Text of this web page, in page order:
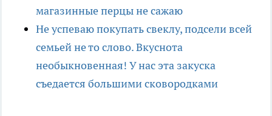
магазинные перцы не сажаю
Не успеваю покупать свеклу, подсели всей
семьей не то слово. Вкуснота
необыкновенная! У нас эта закуска
съедается большими сковородками